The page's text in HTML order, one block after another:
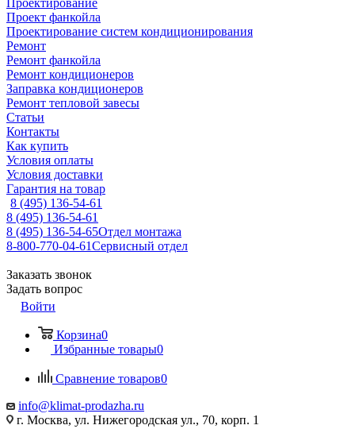
Проектирование
Проект фанкойла
Проектирование систем кондиционирования
Ремонт
Ремонт фанкойла
Ремонт кондиционеров
Заправка кондиционеров
Ремонт тепловой завесы
Статьи
Контакты
Как купить
Условия оплаты
Условия доставки
Гарантия на товар
8 (495) 136-54-61
8 (495) 136-54-61
8 (495) 136-54-65Отдел монтажа
8-800-770-04-61Сервисный отдел
Заказать звонок
Задать вопрос
Войти
Корзина0
Избранные товары0
Сравнение товаров0
info@klimat-prodazha.ru
г. Москва, ул. Нижегородская ул., 70, корп. 1